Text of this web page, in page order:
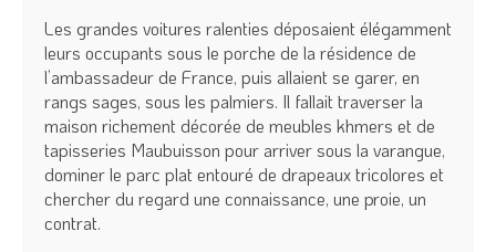
Les grandes voitures ralenties déposaient élégamment
leurs occupants sous le porche de la résidence de
l’ambassadeur de France, puis allaient se garer, en
rangs sages, sous les palmiers. Il fallait traverser la
maison richement décorée de meubles khmers et de
tapisseries Maubuisson pour arriver sous la varangue,
dominer le parc plat entouré de drapeaux tricolores et
chercher du regard une connaissance, une proie, un
contrat.